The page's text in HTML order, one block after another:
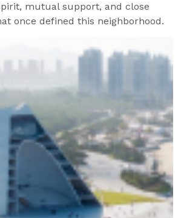
mutual support, and close
once defined this neighborhood.